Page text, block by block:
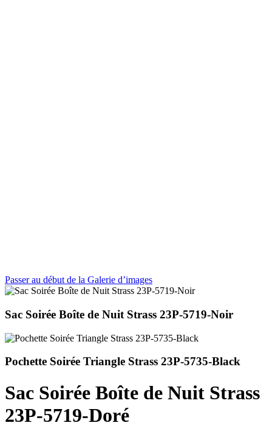
Passer au début de la Galerie d’images
Sac Soirée Boîte de Nuit Strass 23P-5719-Noir
Pochette Soirée Triangle Strass 23P-5735-Black
Sac Soirée Boîte de Nuit Strass
23P-5719-Doré